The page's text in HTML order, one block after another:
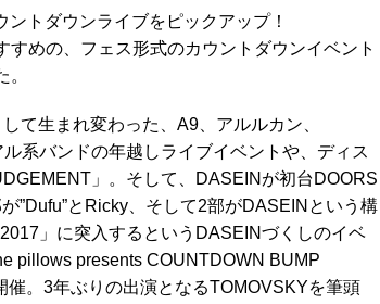
トダウンライブをピックアップ！
めの、フェス形式のカウントダウンイベント
て生まれ変わった、A9、アルルカン、
系バンドの年越しライブイベントや、ディス
」。そして、DASEINが初台DOORS
”Dufu”とRicky、そして2部がDASEINという構
」に突入するというDASEINづくしのイベ
pillows presents COUNTDOWN BUMP
。3年ぶりの出演となるTOMOVSKYを筆頭